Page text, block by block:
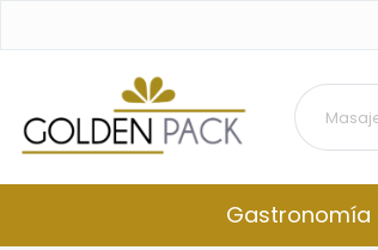
Gastronomía